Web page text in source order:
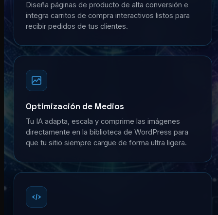
Diseña páginas de producto de alta conversión e
integra carritos de compra interactivos listos para
recibir pedidos de tus clientes.
Optimización de Medios
Tu IA adapta, escala y comprime las imágenes
directamente en la biblioteca de WordPress para
que tu sitio siempre cargue de forma ultra ligera.